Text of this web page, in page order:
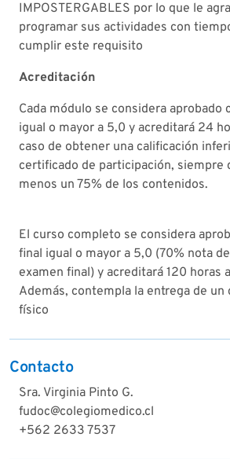
IMPOSTERGABLES por lo que le
programar sus actividades con
cumplir este requisito
Acreditación
Cada módulo se considera aprobado
igual o mayor a 5,0 y acreditará 24
caso de obtener una calificación
certificado de participación, siempre
menos un 75% de los contenidos.
El curso completo se considera
final igual o mayor a 5,0 (70% nota
examen final) y acreditará 120 horas
Además, contempla la entrega de
físico
Contacto
Sra. Virginia Pinto G.
fudoc@colegiomedico.cl
+562 2633 7537